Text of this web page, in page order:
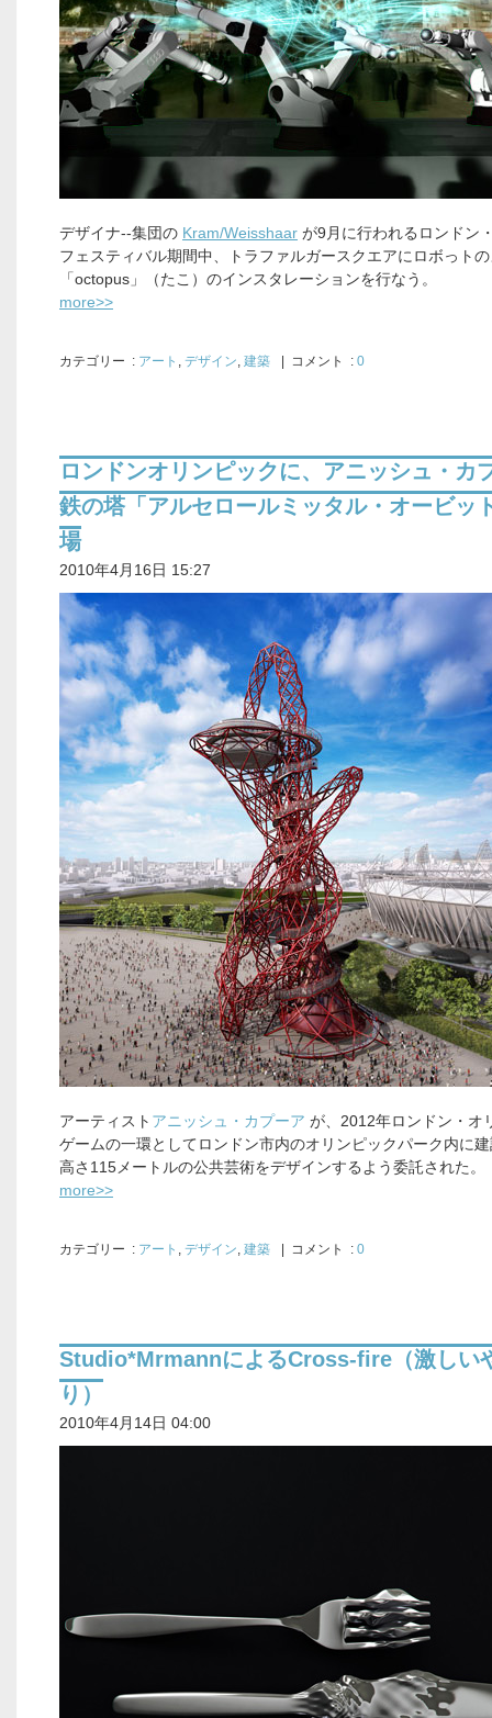
デザイナ--集団の Kram/Weisshaar が9月に行われるロンドン
フェスティバル期間中、トラファルガースクエアにロボっト
「octopus」（たこ）のインスタレーションを行なう。
more>>
カテゴリー : アート , デザイン, 建築 | コメント : 0
ロンドンオリンピックに、アニッシュ・カ
鉄の塔「アルセロールミッタル・オービッ
場
2010年4月16日 15:27
アーティスト アニッシュ・カプーア が、2012年ロンドン・オ
ゲームの一環としてロンドン市内のオリンピックパーク内に
高さ115メートルの公共芸術をデザインするよう委託された。
more>>
カテゴリー : アート , デザイン, 建築 | コメント : 0
Studio*MrmannによるCross-fire（激しい
り）
2010年4月14日 04:00